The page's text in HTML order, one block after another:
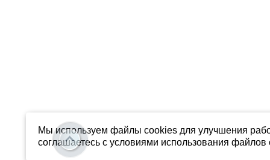
Мы используем файлы cookies для улучшения
соглашаетесь с условиями использования файлов